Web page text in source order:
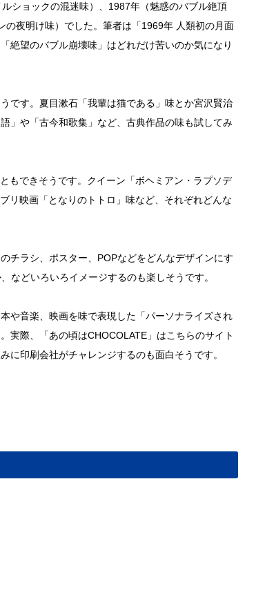
ショックの混迷味）、1987年（魅惑のバブル絶頂
夜明け味）でした。筆者は「1969年 人類初の月面
絶望のバブル崩壊味」はどれだけ苦いのか気になり
です。夏目漱石「我輩は猫である」味とか宮沢賢治
」や「古今和歌集」など、古典作品の味も試してみ
もできそうです。クイーン「ボヘミアン・ラプソデ
リ映画「となりのトトロ」味など、それぞれどんな
チラシ、ポスター、POPなどをどんなデザインにす
などいろいろイメージするのも楽しそうです。
や音楽、映画を味で表現した「パーソナライズされ
実際、「あの頃はCHOCOLATE」はこちらのサイト
に印刷会社がチャレンジするのも面白そうです。